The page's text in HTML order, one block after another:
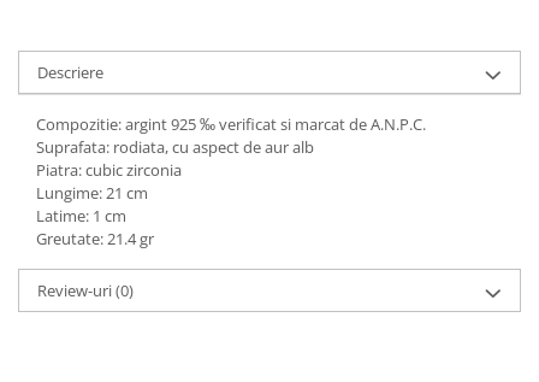
marimea 54
marimea 55
marimea 56
marimea 57
marimea 58
marimea 59
marimea 60
marimea 61
marimea 62
Descriere
Compozitie: argint 925 ‰ verificat si marcat de A.N.P.C.
Suprafata: rodiata, cu aspect de aur alb
Piatra: cubic zirconia
Lungime: 21 cm
Latime: 1 cm
Greutate: 21.4 gr
Review-uri(0)